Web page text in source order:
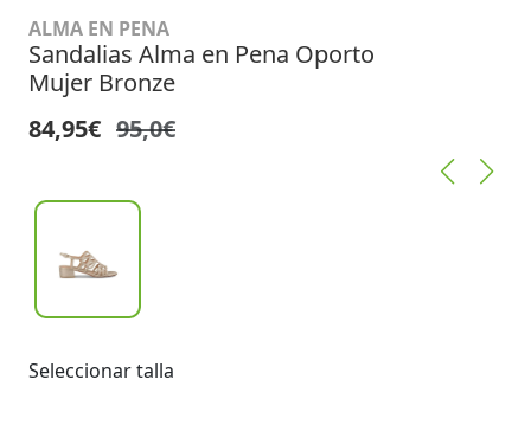
ALMA EN PENA
Sandalias Alma en Pena Oporto
Mujer Bronze
84,95€ 95,0€
Seleccionar talla